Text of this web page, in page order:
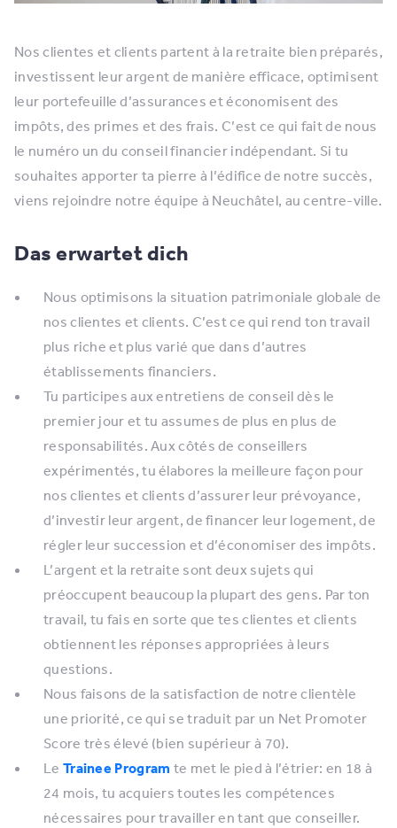
Nos clientes et clients partent à la retraite bien préparés,
investissent leur argent de manière efficace, optimisent
leur portefeuille d’assurances et économisent des
impôts, des primes et des frais. C’est ce qui fait de nous
le numéro un du conseil financier indépendant. Si tu
souhaites apporter ta pierre à l’édifice de notre succès,
viens rejoindre notre équipe à Neuchâtel, au centre-ville.
Das erwartet dich
Nous optimisons la situation patrimoniale globale de
nos clientes et clients. C’est ce qui rend ton travail
plus riche et plus varié que dans d’autres
établissements financiers.
Tu participes aux entretiens de conseil dès le
premier jour et tu assumes de plus en plus de
responsabilités. Aux côtés de conseillers
expérimentés, tu élabores la meilleure façon pour
nos clientes et clients d’assurer leur prévoyance,
d’investir leur argent, de financer leur logement, de
régler leur succession et d’économiser des impôts.
L’argent et la retraite sont deux sujets qui
préoccupent beaucoup la plupart des gens. Par ton
travail, tu fais en sorte que tes clientes et clients
obtiennent les réponses appropriées à leurs
questions.
Nous faisons de la satisfaction de notre clientèle
une priorité, ce qui se traduit par un Net Promoter
Score très élevé (bien supérieur à 70).
Le Trainee Program te met le pied à l’étrier: en 18 à
24 mois, tu acquiers toutes les compétences
nécessaires pour travailler en tant que conseiller.